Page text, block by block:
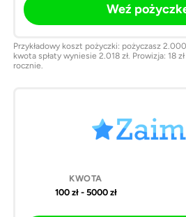
Weź
Przykładowy koszt pożyczki: pożyczasz
kwota spłaty wyniesie 2.018 zł. Prowizja: 18
rocznie.
100 zł - 5000 zł